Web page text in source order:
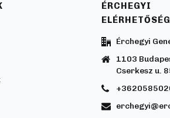
ÉRCHEGYI
ELÉRHETŐSÉG
Érchegyi
1103
Cserkesz u.